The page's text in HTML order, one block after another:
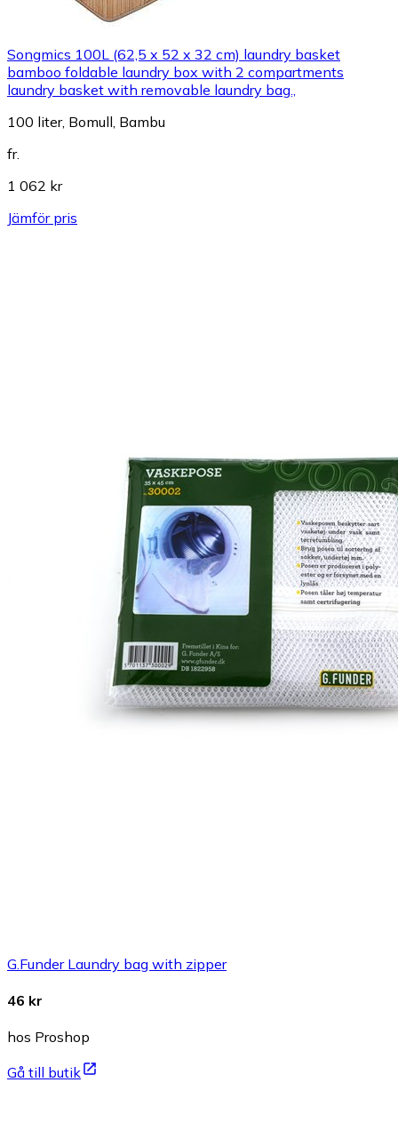
Songmics 100L (62,5 x 52 x 32 cm) laundry basket
bamboo foldable laundry box with 2 compartments
laundry basket with removable laundry bag.,
100 liter, Bomull, Bambu
fr.
1 062 kr
Jämför pris
G.Funder Laundry bag with zipper
46 kr
hos Proshop
Gå till butik